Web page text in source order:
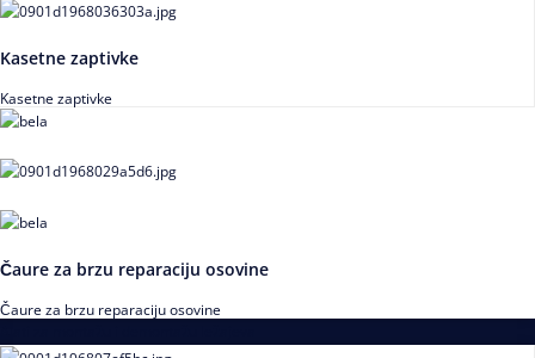
Kasetne zaptivke
Kasetne zaptivke
Čaure za brzu reparaciju osovine
Čaure za brzu reparaciju osovine